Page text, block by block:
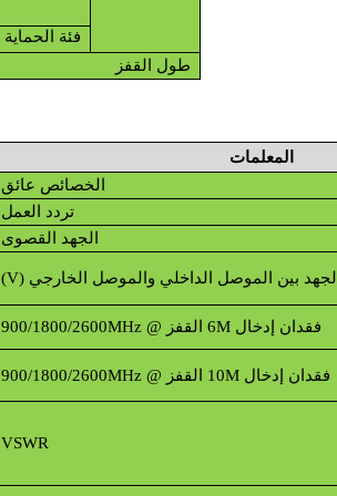
فئة الحماية
طول القفز
المعلمات
الخصائص عائق
تردد العمل
الجهد القصوى
الجهد بين الموصل الداخلي والموصل الخارجي (V)
فقدان إدخال 6M القفز @ 900/1800/2600MHz
فقدان إدخال 10M القفز @ 900/1800/2600MHz
VSWR